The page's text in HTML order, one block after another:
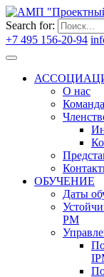
Search for:
+7 495 156-20-94
О нас
Команда
ОБУЧЕНИЕ
Даты
PM